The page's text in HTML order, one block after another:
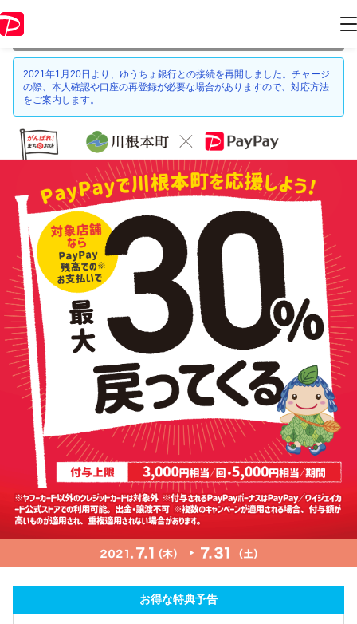
情報はキャンペーン終了時点のものになります。
2021年1月20日より、ゆうちょ銀行との接続を再開しました。チャージ
の際、本人確認や口座の再登録が必要な場合がありますので、対応方法
をご案内します。
お得な特典予告